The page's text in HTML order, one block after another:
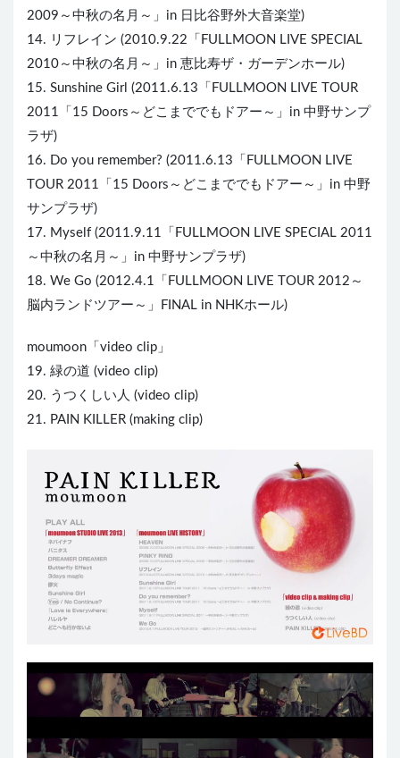
2009～中秋の名月～」in 日比谷野外大音楽堂)
14. リフレイン (2010.9.22「FULLMOON LIVE SPECIAL
2010～中秋の名月～」in 恵比寿ザ・ガーデンホール)
15. Sunshine Girl (2011.6.13「FULLMOON LIVE TOUR
2011「15 Doors～どこまででもドアー～」in 中野サンプ
ラザ)
16. Do you remember? (2011.6.13「FULLMOON LIVE
TOUR 2011「15 Doors～どこまででもドアー～」in 中野
サンプラザ)
17. Myself (2011.9.11「FULLMOON LIVE SPECIAL 2011
～中秋の名月～」in 中野サンプラザ)
18. We Go (2012.4.1「FULLMOON LIVE TOUR 2012～
脳内ランドツアー～」FINAL in NHKホール)
moumoon「video clip」
19. 緑の道 (video clip)
20. うつくしい人 (video clip)
21. PAIN KILLER (making clip)